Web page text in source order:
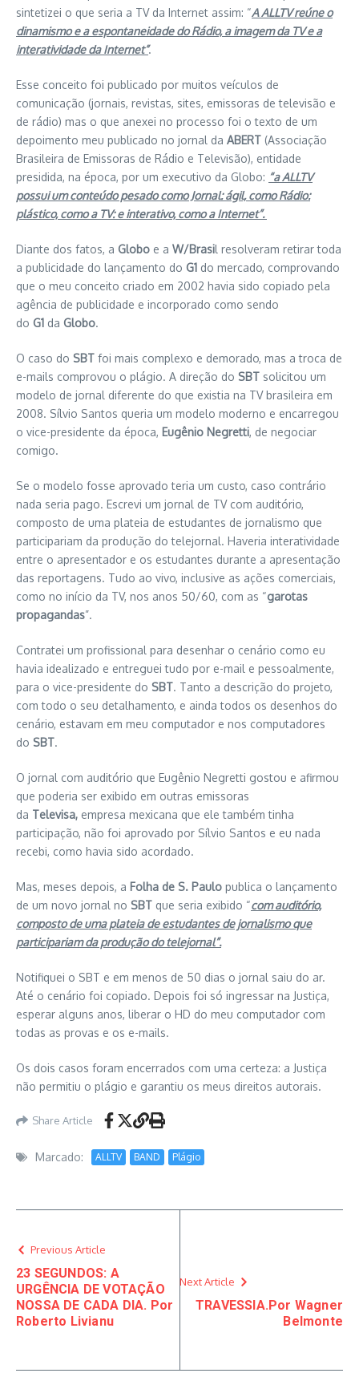
sintetizei o que seria a TV da Internet assim: “A ALLTV reúne o
dinamismo e a espontaneidade do Rádio, a imagem da TV e a
interatividade da Internet”.
Esse conceito foi publicado por muitos veículos de
comunicação (jornais, revistas, sites, emissoras de televisão e
de rádio) mas o que anexei no processo foi o texto de um
depoimento meu publicado no jornal da ABERT (Associação
Brasileira de Emissoras de Rádio e Televisão), entidade
presidida, na época, por um executivo da Globo: “a ALLTV
possui um conteúdo pesado como Jornal: ágil, como Rádio:
plástico, como a TV: e interativo, como a Internet”.
Diante dos fatos, a Globo e a W/Brasil resolveram retirar toda
a publicidade do lançamento do G1 do mercado, comprovando
que o meu conceito criado em 2002 havia sido copiado pela
agência de publicidade e incorporado como sendo
do G1 da Globo.
O caso do SBT foi mais complexo e demorado, mas a troca de
e-mails comprovou o plágio. A direção do SBT solicitou um
modelo de jornal diferente do que existia na TV brasileira em
2008. Sílvio Santos queria um modelo moderno e encarregou
o vice-presidente da época, Eugênio Negretti, de negociar
comigo.
Se o modelo fosse aprovado teria um custo, caso contrário
nada seria pago. Escrevi um jornal de TV com auditório,
composto de uma plateia de estudantes de jornalismo que
participariam da produção do telejornal. Haveria interatividade
entre o apresentador e os estudantes durante a apresentação
das reportagens. Tudo ao vivo, inclusive as ações comerciais,
como no início da TV, nos anos 50/60, com as “garotas
propagandas”.
Contratei um profissional para desenhar o cenário como eu
havia idealizado e entreguei tudo por e-mail e pessoalmente,
para o vice-presidente do SBT. Tanto a descrição do projeto,
com todo o seu detalhamento, e ainda todos os desenhos do
cenário, estavam em meu computador e nos computadores
do SBT.
O jornal com auditório que Eugênio Negretti gostou e afirmou
que poderia ser exibido em outras emissoras
da Televisa, empresa mexicana que ele também tinha
participação, não foi aprovado por Sílvio Santos e eu nada
recebi, como havia sido acordado.
Mas, meses depois, a Folha de S. Paulo publica o lançamento
de um novo jornal no SBT que seria exibido “com auditório,
composto de uma plateia de estudantes de jornalismo que
participariam da produção do telejornal”.
Notifiquei o SBT e em menos de 50 dias o jornal saiu do ar.
Até o cenário foi copiado. Depois foi só ingressar na Justiça,
esperar alguns anos, liberar o HD do meu computador com
todas as provas e os e-mails.
Os dois casos foram encerrados com uma certeza: a Justiça
não permitiu o plágio e garantiu os meus direitos autorais.
Share Article
Marcado: ALLTV BAND Plágio
Previous Article
23 SEGUNDOS: A
URGÊNCIA DE VOTAÇÃO
NOSSA DE CADA DIA. Por
Roberto Livianu
Next Article
TRAVESSIA.Por Wagner
Belmonte